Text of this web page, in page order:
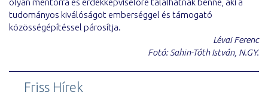
tudományos kiválóságot emberséggel és támogató
közösségépítéssel párosítja.
Lévai Ferenc
Fotó: Sahin-Tóth István, N.GY.
Friss Hírek